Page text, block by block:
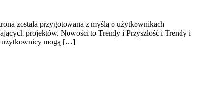
została przygotowana z myślą o użytkownikach
projektów. Nowości to Trendy i Przyszłość i Trendy i
użytkownicy mogą […]